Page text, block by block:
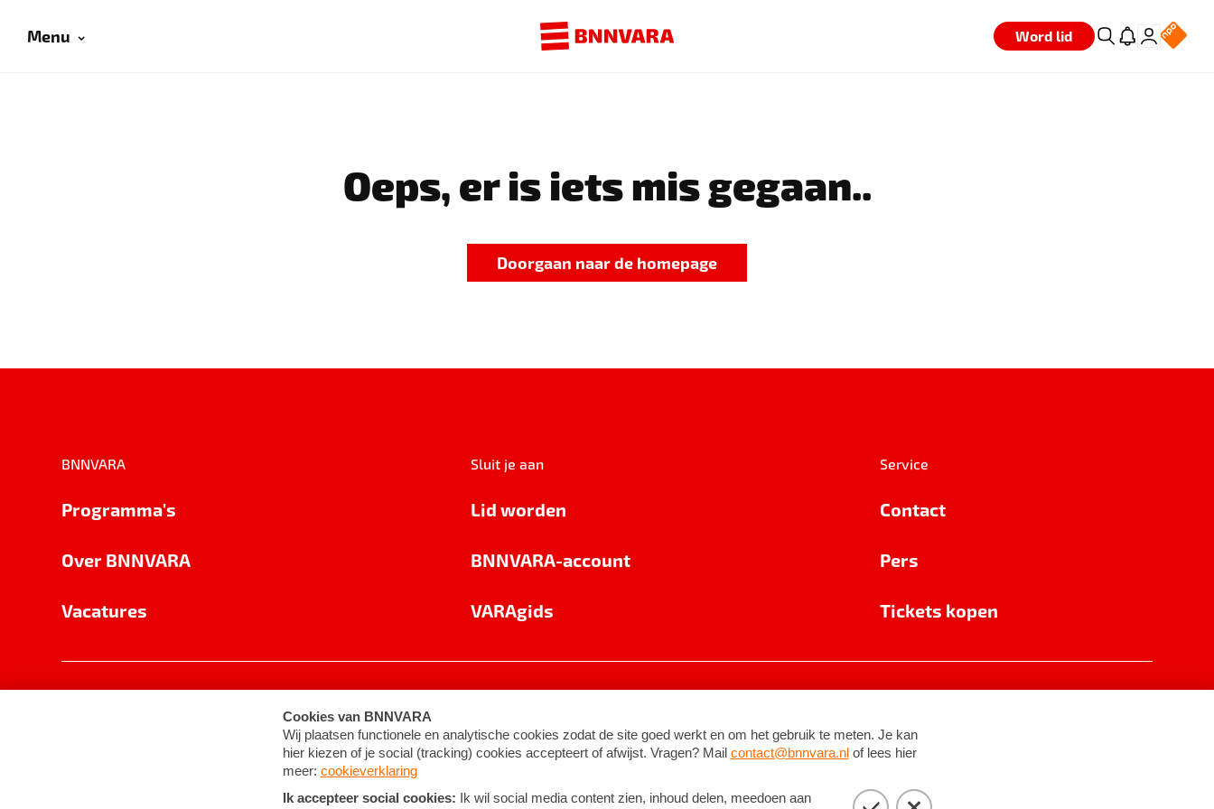
Menu Word lid
Oeps, er is iets mis gegaan..
Doorgaan naar de homepage
BNNVARA
Programma's
Over BNNVARA
Vacatures
Sluit je aan
Lid worden
BNNVARA-account
VARAgids
Service
Contact
Pers
Tickets kopen
Cookie-instellingen Algemene voorwaarden ©2026BNNVARA